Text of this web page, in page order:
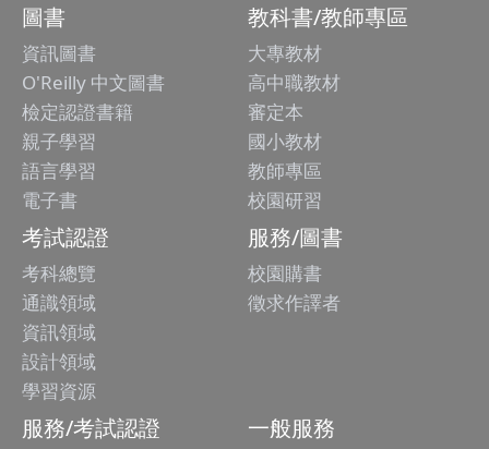
圖書
資訊圖書
O'Reilly 中文圖書
檢定認證書籍
親子學習
語言學習
電子書
教科書/教師專區
大專教材
高中職教材
審定本
國小教材
教師專區
校園研習
考試認證
考科總覽
通識領域
資訊領域
設計領域
學習資源
服務/圖書
校園購書
徵求作譯者
服務/考試認證 一般服務